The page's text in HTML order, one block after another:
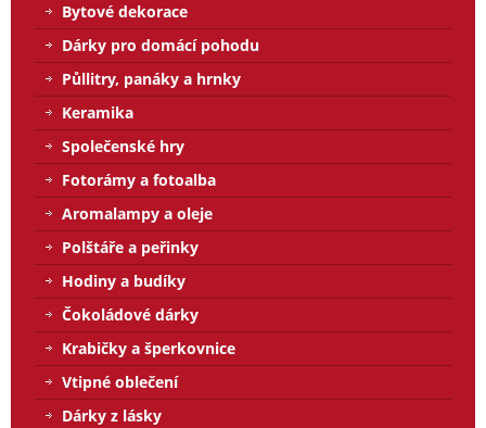
Bytové dekorace
Dárky pro domácí pohodu
Půllitry, panáky a hrnky
Keramika
Společenské hry
Fotorámy a fotoalba
Aromalampy a oleje
Polštáře a peřinky
Hodiny a budíky
Čokoládové dárky
Krabičky a šperkovnice
Vtipné oblečení
Dárky z lásky